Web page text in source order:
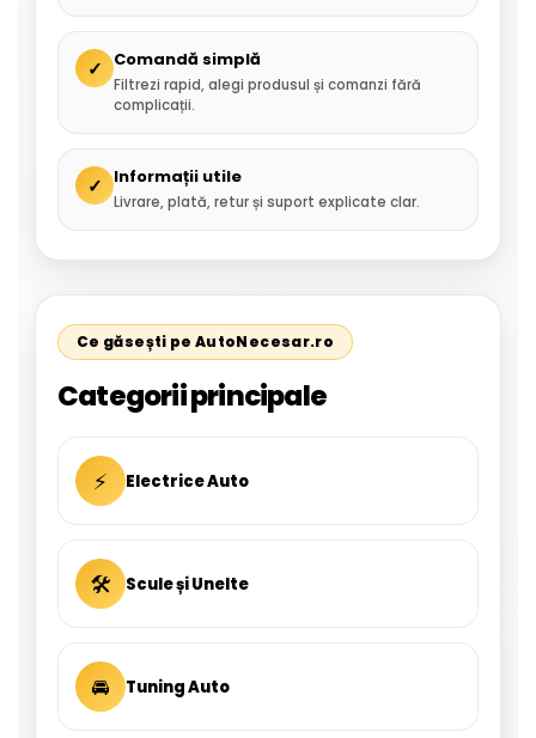
✓ Comandă simplă
Filtrezi rapid, alegi produsul și comanzi fără
complicații.
✓ Informații utile
Livrare, plată, retur și suport explicate clar.
Ce găsești pe AutoNecesar.ro
Categorii principale
⚡ Electrice Auto
🛠 Scule și Unelte
🚘 Tuning Auto